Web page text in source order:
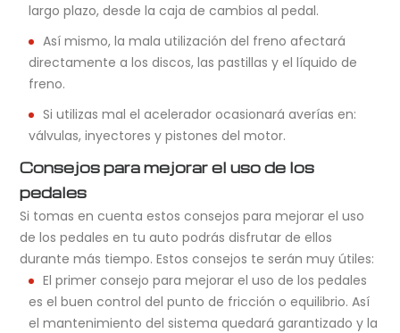
largo plazo, desde la caja de cambios al pedal.
Así mismo, la mala utilización del freno afectará
directamente a los discos, las pastillas y el líquido de
freno.
Si utilizas mal el acelerador ocasionará averías en:
válvulas, inyectores y pistones del motor.
Consejos para mejorar el uso de los
pedales
Si tomas en cuenta estos consejos para mejorar el uso
de los pedales en tu auto podrás disfrutar de ellos
durante más tiempo. Estos consejos te serán muy útiles:
El primer consejo para mejorar el uso de los pedales
es el buen control del punto de fricción o equilibrio. Así
el mantenimiento del sistema quedará garantizado y la